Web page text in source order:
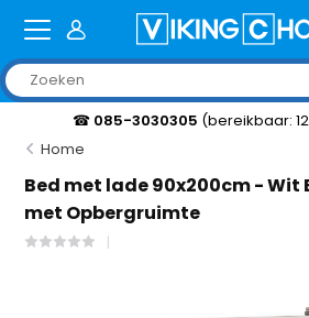
☎ 085-3030305 (bereikbaar:
Home
Bed met lade 90x200cm - Wit
met Opbergruimte